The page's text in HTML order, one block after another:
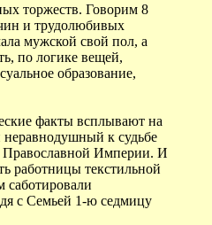
торжеств. Говорим 8
и трудолюбивых
мужской свой пол, а
по логике вещей,
образование,
факты всплывают на
неравнодушный к судьбе
Православной Империи. И
работницы текстильной
саботировали
с Семьей 1-ю седмицу